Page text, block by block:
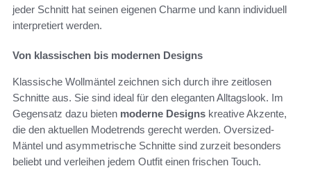
jeder Schnitt hat seinen eigenen Charme und kann individuell
interpretiert werden.
Von klassischen bis modernen Designs
Klassische Wollmäntel zeichnen sich durch ihre zeitlosen
Schnitte aus. Sie sind ideal für den eleganten Alltagslook. Im
Gegensatz dazu bieten moderne Designs kreative Akzente,
die den aktuellen Modetrends gerecht werden. Oversized-
Mäntel und asymmetrische Schnitte sind zurzeit besonders
beliebt und verleihen jedem Outfit einen frischen Touch.